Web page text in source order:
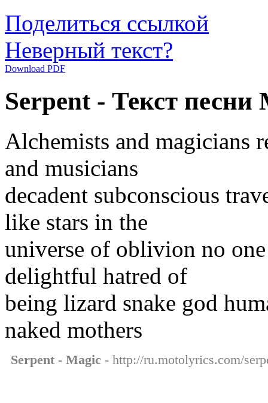
Поделиться ссылкой
Неверный текст?
Download PDF
Serpent - Текст песни
Alchemists and magicians
and musicians
decadent subconscious
like stars in the
universe of oblivion no one
delightful hatred of
being lizard snake god
naked mothers
Serpent - Magic - http://ru.motolyrics.com/